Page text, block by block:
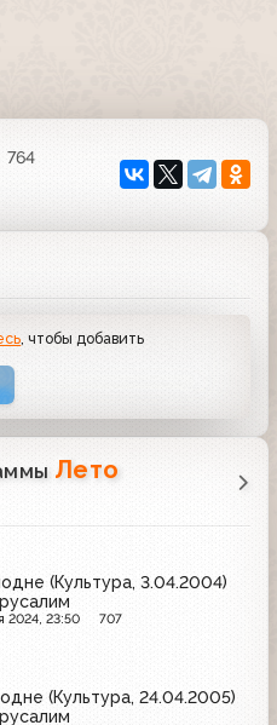
764
, чтобы добавить
Лето
(Культура, 3.04.2004)
2024, 23:50 707
(Культура, 24.04.2005)